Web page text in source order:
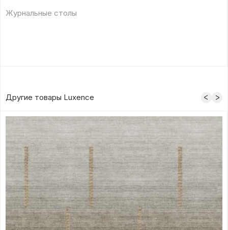
Журнальные столы
Другие товары Luxence